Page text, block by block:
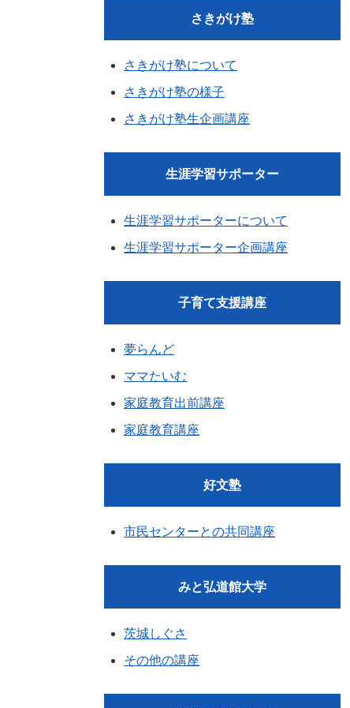
さきがけ塾
さきがけ塾について
さきがけ塾の様子
さきがけ塾生企画講座
生涯学習サポーター
生涯学習サポーターについて
生涯学習サポーター企画講座
子育て支援講座
夢らんど
ママたいむ
家庭教育出前講座
家庭教育講座
好文塾
市民センターとの共同講座
みと弘道館大学
茨城しぐさ
その他の講座